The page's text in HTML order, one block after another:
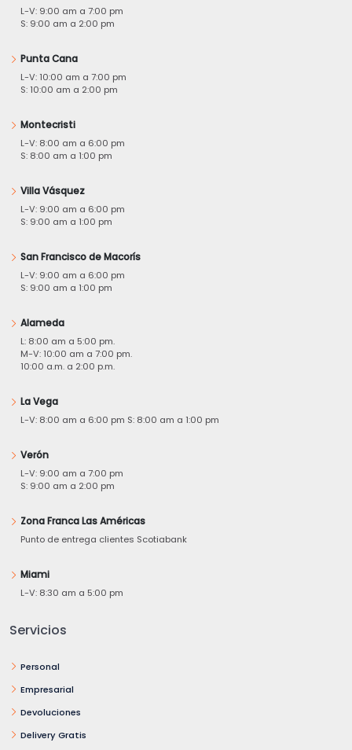
L-V: 9:00 am a 7:00 pm
S: 9:00 am a 2:00 pm
Punta Cana
L-V: 10:00 am a 7:00 pm
S: 10:00 am a 2:00 pm
Montecristi
L-V: 8:00 am a 6:00 pm
S: 8:00 am a 1:00 pm
Villa Vásquez
L-V: 9:00 am a 6:00 pm
S: 9:00 am a 1:00 pm
San Francisco de Macorís
L-V: 9:00 am a 6:00 pm
S: 9:00 am a 1:00 pm
Alameda
L: 8:00 am a 5:00 pm.
M-V: 10:00 am a 7:00 pm.
10:00 a.m. a 2:00 p.m.
La Vega
L-V: 8:00 am a 6:00 pm S: 8:00 am a 1:00 pm
Verón
L-V: 9:00 am a 7:00 pm
S: 9:00 am a 2:00 pm
Zona Franca Las Américas
Punto de entrega clientes Scotiabank
Miami
L-V: 8:30 am a 5:00 pm
Servicios
Personal
Empresarial
Devoluciones
Delivery Gratis